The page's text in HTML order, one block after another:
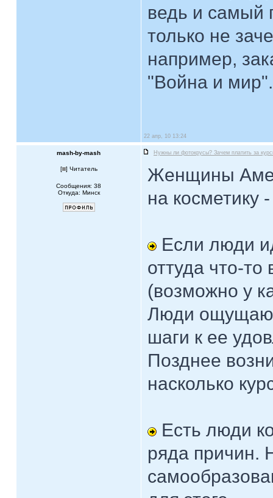
ведь и самый
только не
например,
"Война и
22 апр, 10 13:24
mash-by-mash Нужны ли фотокрусы? Зачем платить за
[ ] Читатель
Сообщения: 38
Откуда: Минск
Женщины
на косметику
Если люди
оттуда что-то
(возможно у
Люди
шаги к ее
Позднее
насколько
Есть люди
ряда причин.